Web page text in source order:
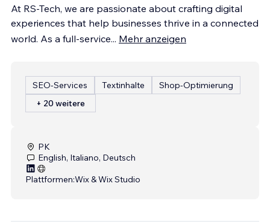
At RS-Tech, we are passionate about crafting digital
experiences that help businesses thrive in a connected
world. As a full-service... Mehr anzeigen
SEO-Services Textinhalte
Shop-Optimierung
+ 20 weitere
PK
English, Italiano, Deutsch
Plattformen:Wix & Wix Studio